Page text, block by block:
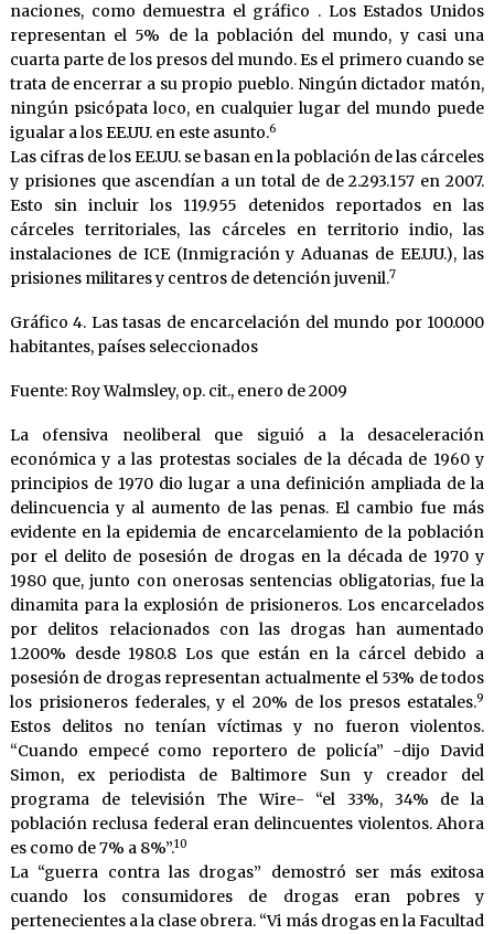
naciones, como demuestra el gráfico . Los Estados Unidos
representan el 5% de la población del mundo, y casi una
cuarta parte de los presos del mundo. Es el primero cuando se
trata de encerrar a su propio pueblo. Ningún dictador matón,
ningún psicópata loco, en cualquier lugar del mundo puede
igualar a los EE.UU. en este asunto.6
Las cifras de los EE.UU. se basan en la población de las cárceles
y prisiones que ascendían a un total de de 2.293.157 en 2007.
Esto sin incluir los 119.955 detenidos reportados en las
cárceles territoriales, las cárceles en territorio indio, las
instalaciones de ICE (Inmigración y Aduanas de EE.UU.), las
prisiones militares y centros de detención juvenil.7
Gráfico 4. Las tasas de encarcelación del mundo por 100.000
habitantes, países seleccionados
Fuente: Roy Walmsley, op. cit., enero de 2009
La ofensiva neoliberal que siguió a la desaceleración
económica y a las protestas sociales de la década de 1960 y
principios de 1970 dio lugar a una definición ampliada de la
delincuencia y al aumento de las penas. El cambio fue más
evidente en la epidemia de encarcelamiento de la población
por el delito de posesión de drogas en la década de 1970 y
1980 que, junto con onerosas sentencias obligatorias, fue la
dinamita para la explosión de prisioneros. Los encarcelados
por delitos relacionados con las drogas han aumentado
1.200% desde 1980.8 Los que están en la cárcel debido a
posesión de drogas representan actualmente el 53% de todos
los prisioneros federales, y el 20% de los presos estatales.9
Estos delitos no tenían víctimas y no fueron violentos.
“Cuando empecé como reportero de policía” -dijo David
Simon, ex periodista de Baltimore Sun y creador del
programa de televisión The Wire- “el 33%, 34% de la
población reclusa federal eran delincuentes violentos. Ahora
es como de 7% a 8%”.10
La “guerra contra las drogas” demostró ser más exitosa
cuando los consumidores de drogas eran pobres y
pertenecientes a la clase obrera. “Vi más drogas en la Facultad